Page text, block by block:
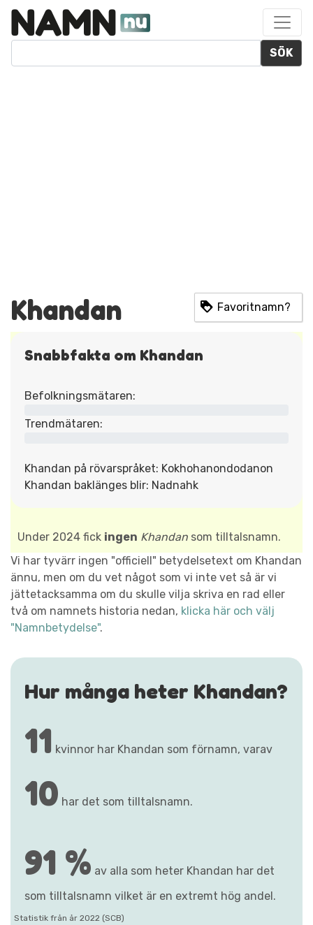
SÖK
Khandan Favoritnamn?
Snabbfakta om Khandan
Befolkningsmätaren:
Trendmätaren:
Khandan på rövarspråket: Kokhohanondodanon
Khandan baklänges blir: Nadnahk
Under 2024 fick ingen Khandan som tilltalsnamn.
Vi har tyvärr ingen "officiell" betydelsetext om Khandan
ännu, men om du vet något som vi inte vet så är vi
jättetacksamma om du skulle vilja skriva en rad eller
två om namnets historia nedan, klicka här och välj
"Namnbetydelse".
Hur många heter Khandan?
11 kvinnor har Khandan som förnamn, varav
10 har det som tilltalsnamn.
91 % av alla som heter Khandan har det
som tilltalsnamn vilket är en extremt hög andel.
Statistik från år 2022 (SCB)